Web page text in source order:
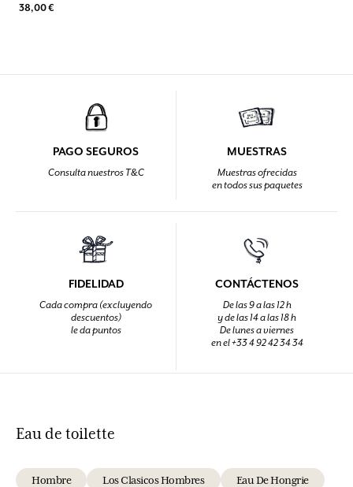
38,00 €
PAGO SEGUROS
Consulta nuestros T&C
MUESTRAS
Muestras ofrecidas
en todos sus paquetes
FIDELIDAD
Cada compra (excluyendo
descuentos)
le da puntos
CONTÁCTENOS
De las 9 a las 12 h
y de las 14 a las 18 h
De lunes a viernes
en el +33 4 92 42 34 34
Eau de toilette
Hombre Los Clasicos Hombres Eau De Hongrie